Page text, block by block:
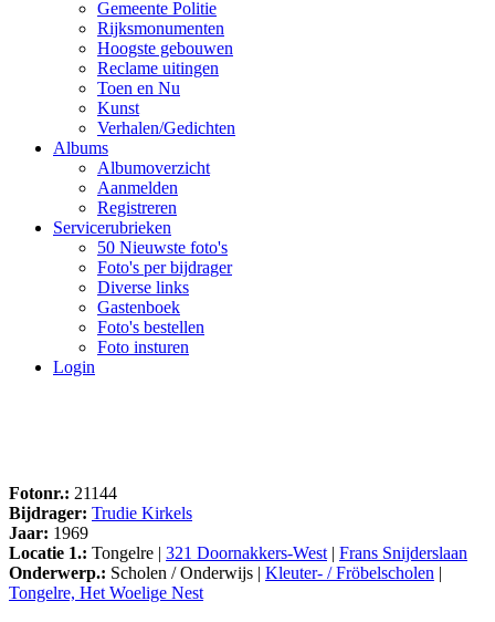
Gemeente Politie
Rijksmonumenten
Hoogste gebouwen
Reclame uitingen
Toen en Nu
Kunst
Verhalen/Gedichten
Albums
Albumoverzicht
Aanmelden
Registreren
Servicerubrieken
50 Nieuwste foto's
Foto's per bijdrager
Diverse links
Gastenboek
Foto's bestellen
Foto insturen
Login
Fotonr.: 21144
Bijdrager: Trudie Kirkels
Jaar: 1969
Locatie 1.: Tongelre | 321 Doornakkers-West | Frans Snijderslaan
Onderwerp.: Scholen / Onderwijs | Kleuter- / Fröbelscholen |
Tongelre, Het Woelige Nest